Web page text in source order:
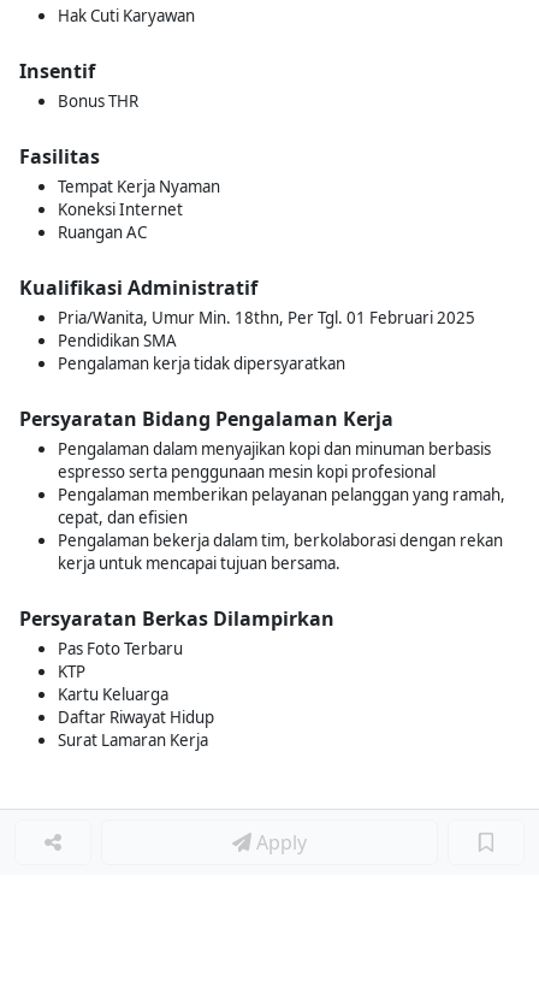
Hak Cuti Karyawan
Insentif
Bonus THR
Fasilitas
Tempat Kerja Nyaman
Koneksi Internet
Ruangan AC
Kualifikasi Administratif
Pria/Wanita, Umur Min. 18thn, Per Tgl. 01 Februari 2025
Pendidikan SMA
Pengalaman kerja tidak dipersyaratkan
Persyaratan Bidang Pengalaman Kerja
Pengalaman dalam menyajikan kopi dan minuman berbasis
espresso serta penggunaan mesin kopi profesional
Pengalaman memberikan pelayanan pelanggan yang ramah,
cepat, dan efisien
Pengalaman bekerja dalam tim, berkolaborasi dengan rekan
kerja untuk mencapai tujuan bersama.
Persyaratan Berkas Dilampirkan
Pas Foto Terbaru
KTP
Kartu Keluarga
Daftar Riwayat Hidup
Surat Lamaran Kerja
Apply